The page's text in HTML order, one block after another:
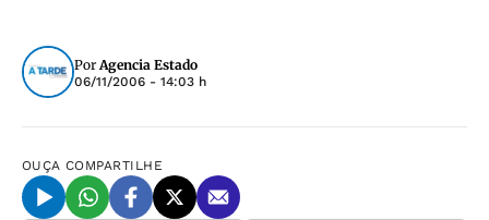
PorAgencia Estado
06/11/2006 - 14:03 h
OUÇA COMPARTILHE